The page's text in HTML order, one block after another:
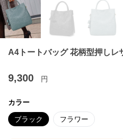
A4トートバッグ 花柄型押しレ
9,300 円
カラー
ブラック フラワー